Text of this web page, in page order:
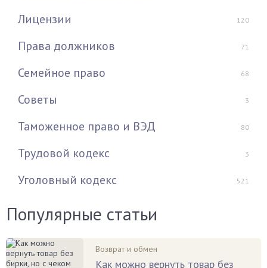
Лицензии 120
Права должников 71
Семейное право 68
Советы 3
Таможенное право и ВЭД 80
Трудовой кодекс 3
Уголовный кодекс 521
Популярные статьи
Возврат и обмен
Как можно вернуть товар без